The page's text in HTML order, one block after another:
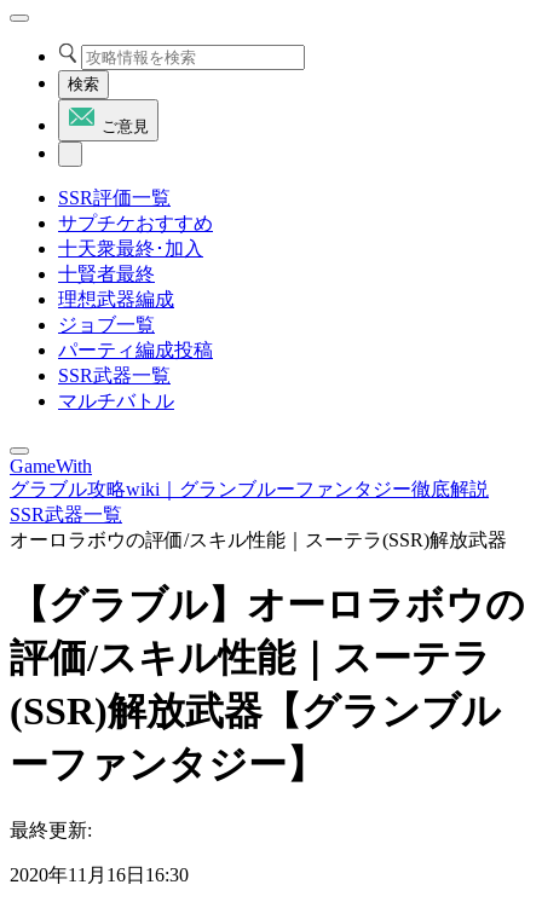
検索
ご意見
SSR評価一覧
サプチケおすすめ
十天衆最終･加入
十賢者最終
理想武器編成
ジョブ一覧
パーティ編成投稿
SSR武器一覧
マルチバトル
GameWith
グラブル攻略wiki｜グランブルーファンタジー徹底解説
SSR武器一覧
オーロラボウの評価/スキル性能｜スーテラ(SSR)解放武器
【グラブル】オーロラボウの
評価/スキル性能｜スーテラ
(SSR)解放武器【グランブル
ーファンタジー】
最終更新:
2020年11月16日16:30